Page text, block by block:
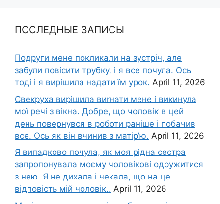
ПОСЛЕДНЫЕ ЗАПИСЫ
Подруги мене покликали на зустріч, але
забули повісити трубку, і я все почула. Ось
тоді і я вирішила надати їм урок. April 11, 2026
Свекруха вирішила виrнати мене і викинула
мої речі з вікна. Добре, що чоловік в цей
день повернувся в роботи раніше і побачив
все. Ось як він вчинив з матір’ю. April 11, 2026
Я випадково почула, як моя рідна сестра
запропонувала моєму чоловікові одружитися
з нею. Я не дихала і чекала, що на це
відповість мій чоловік.. April 11, 2026